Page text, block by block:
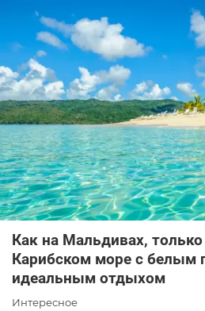
Как на Мальдивах,
Карибском море с белым
идеальным отдыхом
Интересное